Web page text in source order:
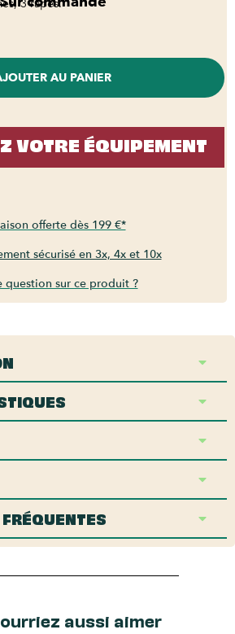
3 râpes.
AU PANIER
VOTRE ÉQUIPEMENT
offerte dès 199 €*
sécurisé en 3x, 4x et 10x
question sur ce produit ?
aussi aimer